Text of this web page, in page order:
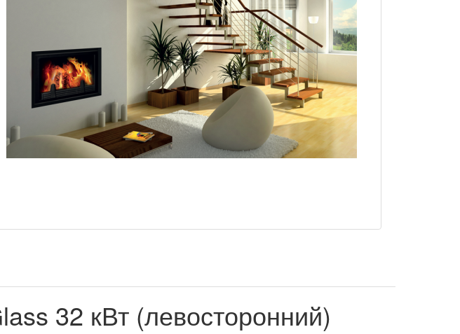
Water shirt volume, lit:
Chimney diameter, mm:
Height, mm: 1290
Width, mm: 715
Depth, mm:
Weight, kg:
The country of manufacture: Poland
32 кВт (левосторонний)